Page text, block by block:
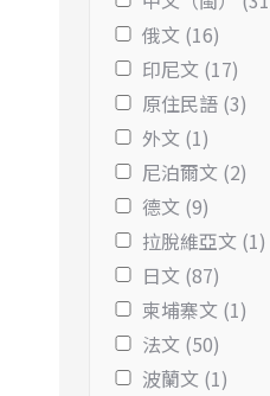
俄文 (16)
印尼文 (17)
原住民語 (3)
外文 (1)
尼泊爾文 (2)
德文 (9)
拉脫維亞文 (1)
日文 (87)
柬埔寨文 (1)
法文 (50)
波蘭文 (1)